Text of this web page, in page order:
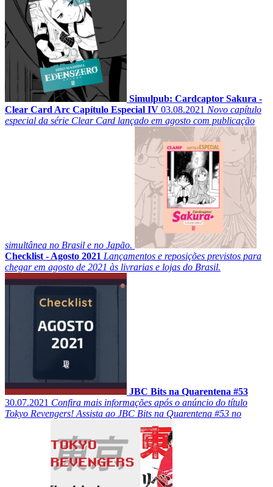
Simulpub: Cardcaptor Sakura -
Clear Card Arc Capítulo Especial IV 03.08.2021 Novo capítulo
especial da série Clear Card lançado em agosto com publicação
simultânea no Brasil e no Japão.
Checklist - Agosto 2021 Lançamentos e reposições previstos para
chegar em agosto de 2021 às livrarias e lojas do Brasil.
JBC Bits na Quarentena #53
30.07.2021 Confira mais informações após o anúncio do título
Tokyo Revengers! Assista ao JBC Bits na Quarentena #53 no